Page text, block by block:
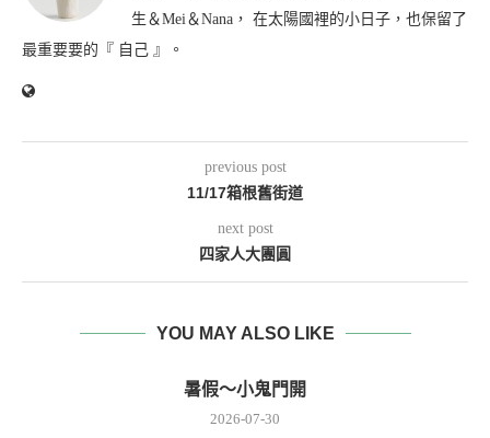
生＆Mei＆Nana， 在太陽國裡的小日子，也保留了
最重要要的『 自己 』。
previous post
11/17箱根舊街道
next post
四家人大團圓
YOU MAY ALSO LIKE
暑假～小鬼門開
2026-07-30